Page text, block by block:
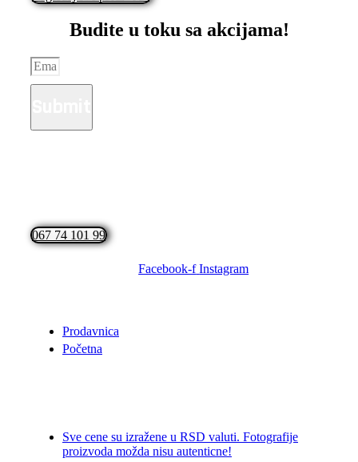
Budite u toku sa akcijama!
067 74 101 99
Facebook-f Instagram
Prodavnica
Početna
Sve cene su izražene u RSD valuti. Fotografije
proizvoda možda nisu autenticne!